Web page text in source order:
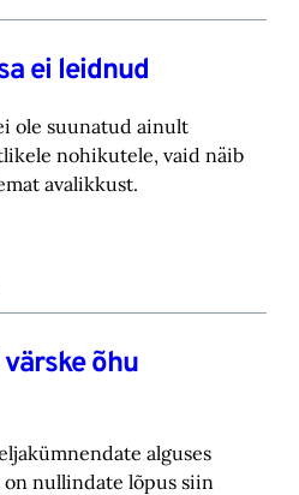
ei leidnud
ole suunatud ainult
nohikutele, vaid ‎näib
avalikkust.‎
õhu
alguses
nullindate lõpus ‎siin